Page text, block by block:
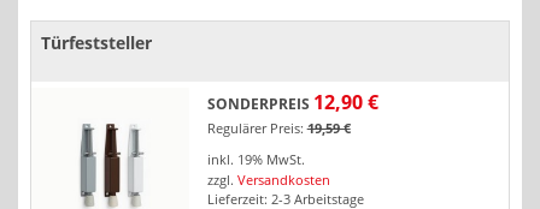
Türfeststeller
SONDERPREIS 12,90 €
Regulärer Preis: 19,59 €
inkl. 19% MwSt.
zzgl. Versandkosten
Lieferzeit: 2-3 Arbeitstage